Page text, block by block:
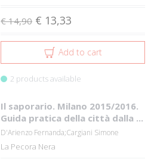
€ 14,90 € 13,33
Add to cart
2 products available
Il saporario. Milano 2015/2016.
Guida pratica della città dalla ...
D'Arienzo Fernanda;Cargiani Simone
La Pecora Nera